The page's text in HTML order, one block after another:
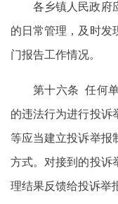
各乡镇人民政府
的日常管理，及时发
门报告工作情况。
第十六条 任何
的违法行为进行投诉
等应当建立投诉举报
方式。对接到的投诉
理结果反馈给投诉举